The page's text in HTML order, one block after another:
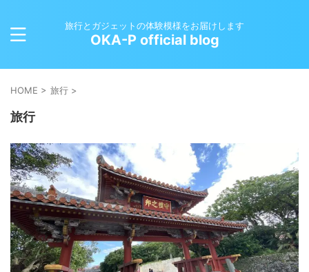
旅行とガジェットの体験模様をお届けします
OKA-P official blog
HOME > 旅行 >
旅行